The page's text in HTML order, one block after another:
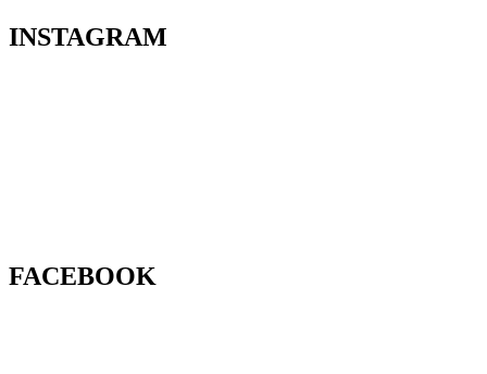
INSTAGRAM
FACEBOOK